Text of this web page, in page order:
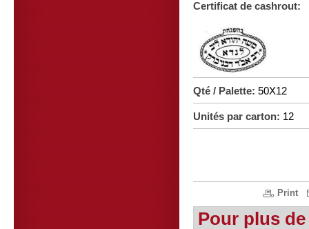
Certificat de cashrout:
Qté / Palette: 50X12
Unités par carton: 12
Print
Pour plus